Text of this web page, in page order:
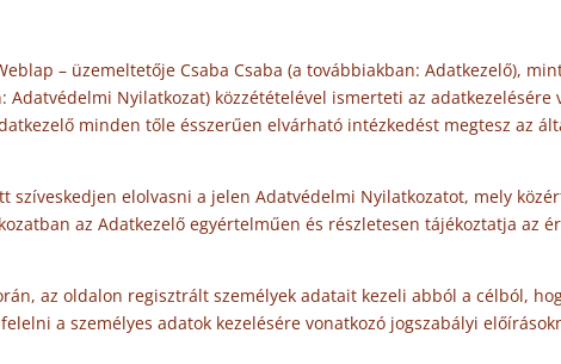
– üzemeltetője Csaba Csaba (a továbbiakban: Adatkezelő),
Adatvédelmi Nyilatkozat) közzétételével ismerteti az
minden tőle ésszerűen elvárható intézkedést megtesz az
szíveskedjen elolvasni a jelen Adatvédelmi Nyilatkozatot, mely
az Adatkezelő egyértelműen és részletesen tájékoztatja az
az oldalon regisztrált személyek adatait kezeli abból a célból,
a személyes adatok kezelésére vonatkozó jogszabályi